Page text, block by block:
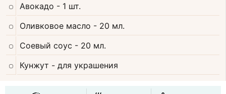
Авокадо - 1 шт.
Оливковое масло - 20 мл.
Соевый соус - 20 мл.
Кунжут - для украшения